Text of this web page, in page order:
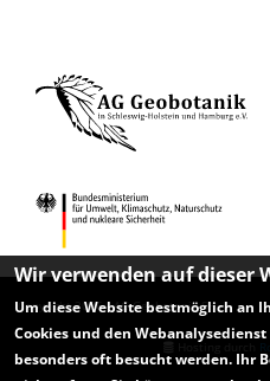
Copyright 2026 - AG Geobotanik SH
Hosting durch
Wir verwenden auf dieser
Um diese Website bestmöglich an
Cookies und den
besonders oft besucht werden. Ihr